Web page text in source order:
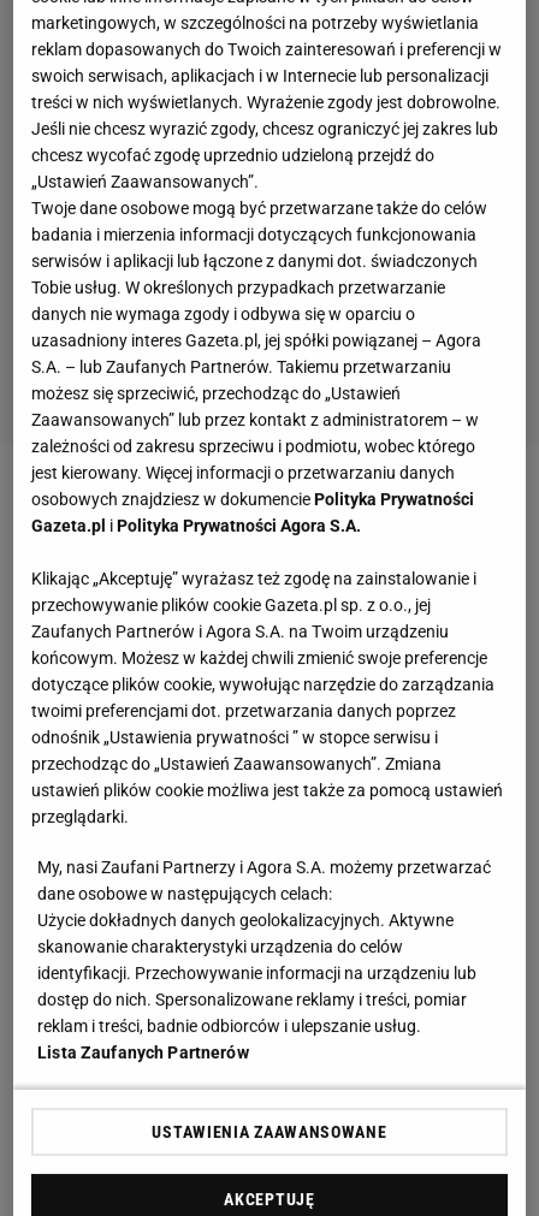
Bradley Wiggins od kilku lat nie musi już nic. Cztery
złote medale igrzysk olimpijskich, siedem tytułów
mistrza świata na torze. Wygrana w Tour de France i
wyścigach Paryż-Nicea czy Criterium du Dauphine.
PodiumVuelta a Espana. Mistrzostwo świata w
jeździe na czas na szosie. Rekord godzinny. Więcej
niż przeciętnykibiczapamięta.
Wczoraj urodzony w Gandawie kolarz chciał. 36-letni
Brytyjczyk drugiego dnia torowych zmagań
złoto w wyścigu drużynowym na dochodzenie. "Sir
Wiggo" w towarzystwie Stevena Burke'a, Edwarda
Clancy'ego i Owaina Doulla w ciągu jednego
wieczoru dwukrotnie pobił rekord świata i w finale
pokonał kadrę Australii, zdobywając swój ósmy
olimpijski medal, a piąty złoty. Tak jak obiecał trzy
lata temu, gdy fiaskiem skończyła się próba
przedłużania kariery na szosie.
- Liczy się tylko złoto. Wszystko inne nie jest ważne,
satysfakcjonuje mnie tylko zwycięstwo -
marketingowych, w szczególności na potrzeby wyświetlania
reklam dopasowanych do Twoich zainteresowań i preferencji w
swoich serwisach, aplikacjach i w Internecie lub personalizacji
treści w nich wyświetlanych. Wyrażenie zgody jest dobrowolne.
Jeśli nie chcesz wyrazić zgody, chcesz ograniczyć jej zakres lub
chcesz wycofać zgodę uprzednio udzieloną przejdź do
„Ustawień Zaawansowanych”.
Twoje dane osobowe mogą być przetwarzane także do celów
badania i mierzenia informacji dotyczących funkcjonowania
serwisów i aplikacji lub łączone z danymi dot. świadczonych
Tobie usług. W określonych przypadkach przetwarzanie
danych nie wymaga zgody i odbywa się w oparciu o
uzasadniony interes Gazeta.pl, jej spółki powiązanej – Agora
S.A. – lub Zaufanych Partnerów. Takiemu przetwarzaniu
możesz się sprzeciwić, przechodząc do „Ustawień
Zaawansowanych” lub przez kontakt z administratorem – w
zależności od zakresu sprzeciwu i podmiotu, wobec którego
jest kierowany. Więcej informacji o przetwarzaniu danych
osobowych znajdziesz w dokumenciePolityka Prywatności
Gazeta.pl iPolityka Prywatności Agora S.A.
Klikając „Akceptuję” wyrażasz też zgodę na zainstalowanie i
przechowywanie plików cookie Gazeta.pl sp. z o.o., jej
Zaufanych Partnerów i Agora S.A. na Twoim urządzeniu
końcowym. Możesz w każdej chwili zmienić swoje preferencje
dotyczące plików cookie, wywołując narzędzie do zarządzania
twoimi preferencjami dot. przetwarzania danych poprzez
odnośnik „Ustawienia prywatności ” w stopce serwisu i
przechodząc do „Ustawień Zaawansowanych”. Zmiana
ustawień plików cookie możliwa jest także za pomocą ustawień
przeglądarki.
My, nasi Zaufani Partnerzy i Agora S.A. możemy przetwarzać
dane osobowe w następujących celach:
Użycie dokładnych danych geolokalizacyjnych. Aktywne
skanowanie charakterystyki urządzenia do celów
identyfikacji. Przechowywanie informacji na urządzeniu lub
dostęp do nich. Spersonalizowane reklamy i treści, pomiar
reklam i treści, badnie odbiorców i ulepszanie usług.
Lista Zaufanych Partnerów
USTAWIENIA ZAAWANSOWANE
AKCEPTUJĘ